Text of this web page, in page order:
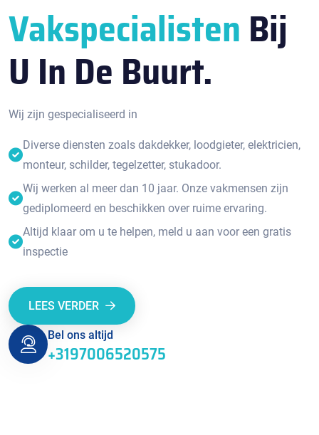
Vakspecialisten Bij
U In De Buurt.
Wij zijn gespecialiseerd in
Diverse diensten zoals dakdekker, loodgieter, elektricien,
monteur, schilder, tegelzetter, stukadoor.
Wij werken al meer dan 10 jaar. Onze vakmensen zijn
gediplomeerd en beschikken over ruime ervaring.
Altijd klaar om u te helpen, meld u aan voor een gratis
inspectie
LEES VERDER
Bel ons altijd
+3197006520575